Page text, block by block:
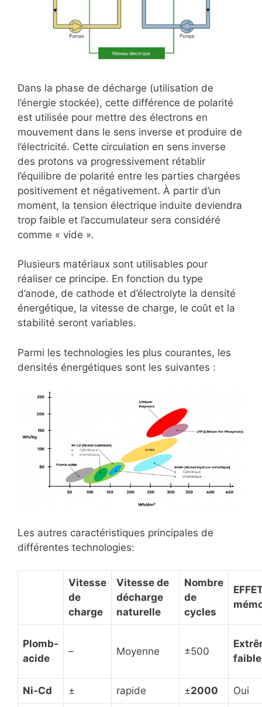
Dans la phase de décharge (utilisation de
l’énergie stockée), cette différence de polarité
est utilisée pour mettre des électrons en
mouvement dans le sens inverse et produire de
l’électricité. Cette circulation en sens inverse
des protons va progressivement rétablir
l’équilibre de polarité entre les parties chargées
positivement et négativement. À partir d’un
moment, la tension électrique induite deviendra
trop faible et l’accumulateur sera considéré
comme « vide ».
Plusieurs matériaux sont utilisables pour
réaliser ce principe. En fonction du type
d’anode, de cathode et d’électrolyte la densité
énergétique, la vitesse de charge, le coût et la
stabilité seront variables.
Parmi les technologies les plus courantes, les
densités énergétiques sont les suivantes :
Les autres caractéristiques principales de
différentes technologies:
Vitesse
de
charge
Vitesse de
décharge
naturelle
Nombre
de
cycles
Plomb-
acide
– Moyenne ±500
faible
Ni-Cd ± rapide ±2000 Oui